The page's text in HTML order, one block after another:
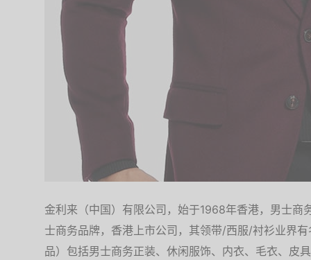
金利来（中国）有限公司，始于1968年香港，男士商
士商务品牌，香港上市公司，其领带/西服/衬衫业界
品）包括男士商务正装、休闲服饰、内衣、毛衣、皮